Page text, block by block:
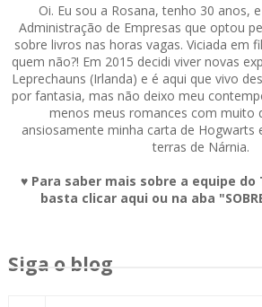
Oi. Eu sou a Rosana, tenho 30 anos,
Administração de Empresas que optou
sobre livros nas horas vagas. Viciada em
quem não?! Em 2015 decidi viver novas
Leprechauns (Irlanda) e é aqui que vivo
por fantasia, mas não deixo meu
menos meus romances com muito
ansiosamente minha carta de Hogwarts
terras de Nárnia.
♥ Para saber mais sobre a equipe do
basta clicar aqui ou na aba
Siga o blog